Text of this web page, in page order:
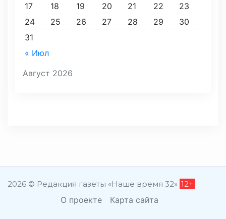
Август 2026
« Июл
17
18 19 20 21 22
23
24
25 26 27 28 29
30
31
2026 © Редакция газеты «Наше время 32» 12+
О проекте Карта сайта